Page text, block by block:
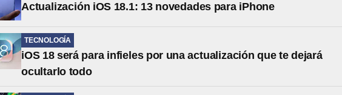
Actualización iOS 18.1: 13 novedades para iPhone
TECNOLOGÍA
iOS 18 será para infieles por una actualización que te dejará
ocultarlo todo